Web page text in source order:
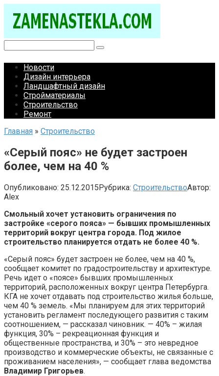
контенту
Новости
Дизайн интерьера
Ландшафтный дизайн
Стройматериалы
Строительство
Ремонт
Главная » Строительство
«Серый пояс» не будет застроен
более, чем на 40 %
Опубликовано: 25.12.2015Рубрика: СтроительствоАвтор:
Alex
Смольный хочет установить ограничения по
застройке «серого пояса» — бывших промышленных
территорий вокруг центра города. Под жилое
строительство планируется отдать не более 40 %.
«Серый пояс» будет застроен не более, чем на 40 %,
сообщает комитет по градостроительству и архитектуре.
Речь идет о «поясе» бывших промышленных
территорий, расположенных вокруг центра Петербурга.
КГА не хочет отдавать под строительство жилья больше,
чем 40 % земель. «Мы планируем для этих территорий
установить регламент последующего развития с таким
соотношением, — рассказал чиновник. — 40% – жилая
функция, 30% – рекреационная функция и
общественные пространства, и 30% – это невредное
производство и коммерческие объекты, не связанные с
проживанием населения», — сообщает глава ведомства
Владимир Григорьев.